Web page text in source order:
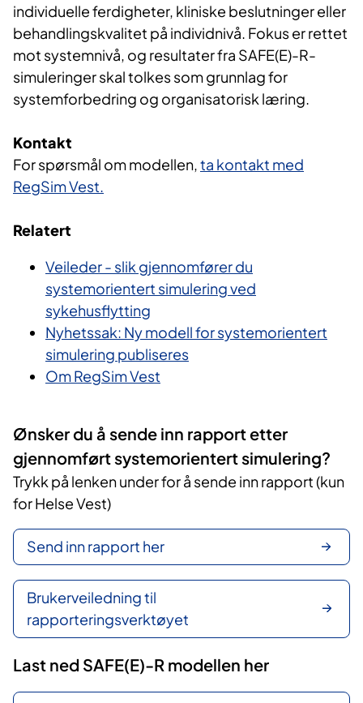
individuelle ferdigheter, kliniske beslutninger eller
behandlingskvalitet på individnivå. Fokus er rettet
mot systemnivå, og resultater fra SAFE(E)-R-
simuleringer skal tolkes som grunnlag for
systemforbedring og organisatorisk læring.
Kontakt
For spørsmål om modellen,ta kontakt med
RegSim Vest.
Relatert
Veileder - slik gjennomfører du
systemorientert simulering ved
sykehusflytting
Nyhetssak: Ny modell for systemorientert
simulering publiseres
Om RegSim Vest
Ønsker du å sende inn rapport etter
gjennomført systemorientert simulering?
Trykk på lenken under for å sende inn rapport (kun
for Helse Vest)
Send inn rapport her
Brukerveiledning til
rapporteringsverktøyet
Last ned SAFE(E)-R modellen her